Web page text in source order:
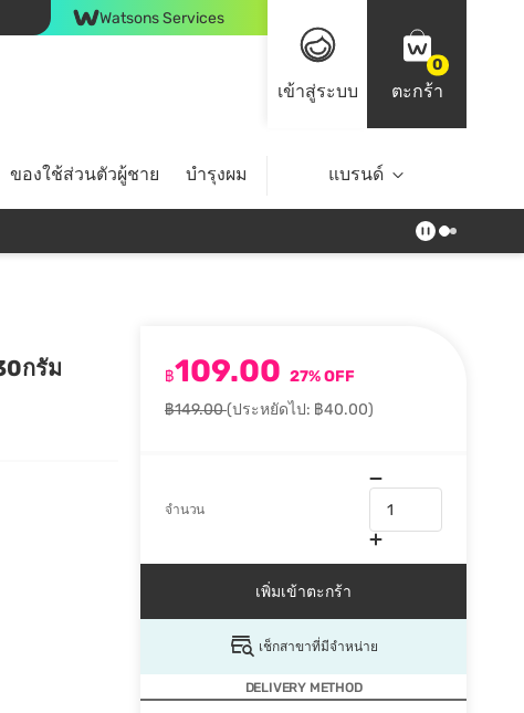
Watsons Services
เข้าสู่ระบบ
0
ตะกร้า
ของใช้ส่วนตัวผู้ชาย บำรุงผม ไลฟ์สไตล์ Top Brands
แบรนด์
กรัม
฿109.00 27% OFF
฿149.00(ประหยัดไป: ฿40.00)
จำนวน
เพิ่มเข้าตะกร้า
เช็กสาขาที่มีจำหน่าย
DELIVERY METHOD